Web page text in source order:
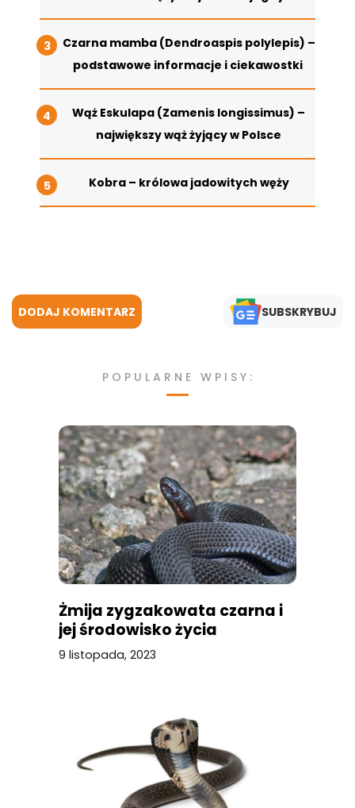
Czarna mamba (Dendroaspis polylepis) –
podstawowe informacje i ciekawostki
Wąż Eskulapa (Zamenis longissimus) –
największy wąż żyjący w Polsce
Kobra – królowa jadowitych węży
DODAJ KOMENTARZ SUBSKRYBUJ
POPULARNE WPISY:
Żmija zygzakowata czarna i
jej środowisko życia
9 listopada, 2023